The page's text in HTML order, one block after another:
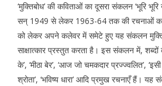
‘मुक्तिबोध’ की कविताओं का दूसरा संकलन ‘भूरि
सन् 1949 से लेकर 1963-64 तक की रचनाओं
को लेकर अपने कलेवर में समेटे हुए यह संकलन
साक्षात्कार प्रस्तुत करता है। इस संकलन में, शब्दों
के’, ‘मीठा बेर’, ‘आज जो चमकदार प्रज्ज्वलित’,
श्रोता’, ‘भविष्य धारा’ आदि प्रमुख रचनाएँ हैं।